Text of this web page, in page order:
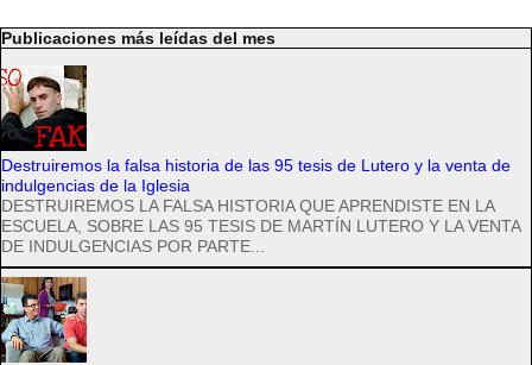
Publicaciones más leídas del mes
Destruiremos la falsa historia de las 95 tesis de Lutero y la venta de
indulgencias de la Iglesia
DESTRUIREMOS LA FALSA HISTORIA QUE APRENDISTE EN LA
ESCUELA, SOBRE LAS 95 TESIS DE MARTÍN LUTERO Y LA VENTA
DE INDULGENCIAS POR PARTE...